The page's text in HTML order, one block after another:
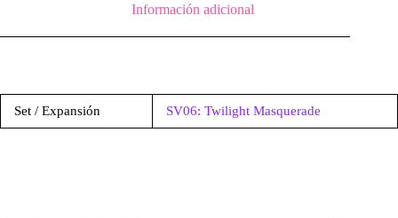
Información adicional
Set / Expansión SV06: Twilight Masquerade